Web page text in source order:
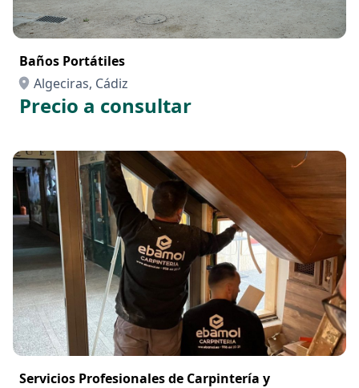
Baños Portátiles
Algeciras, Cádiz
Precio a consultar
Servicios Profesionales de Carpintería y